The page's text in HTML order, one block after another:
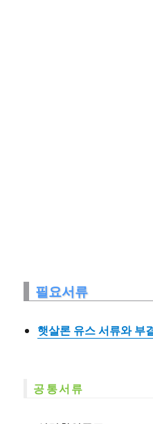
필요서류
햇살론 유스 서류와 부
공통서류